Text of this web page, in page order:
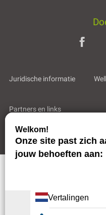
Juridische informatie
Partners en links
Professioneel gebied Wie